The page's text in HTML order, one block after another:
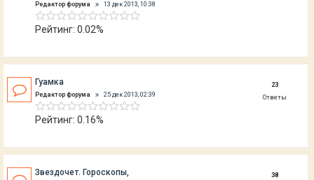
Редактор форума 13 дек 2013, 10:38
Рейтинг: 0.02%
Гуамка
Редактор форума 25 дек 2013, 02:39
Рейтинг: 0.16%
23
Ответы
Звездочет. Гороскопы,
38